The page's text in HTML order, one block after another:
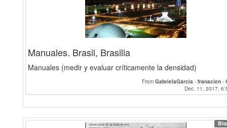
Manuales. Brasil, Brasilia
Manuales (medir y evaluar críticamente la densidad)
From GabrielaGarcia - franacien -
Dec. 11, 2017,